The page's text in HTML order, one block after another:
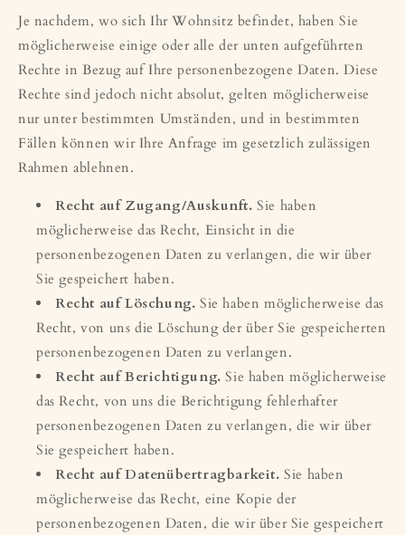
Je nachdem, wo sich Ihr Wohnsitz befindet, haben Sie
möglicherweise einige oder alle der unten aufgeführten
Rechte in Bezug auf Ihre personenbezogene Daten. Diese
Rechte sind jedoch nicht absolut, gelten möglicherweise
nur unter bestimmten Umständen, und in bestimmten
Fällen können wir Ihre Anfrage im gesetzlich zulässigen
Rahmen ablehnen.
Recht auf Zugang/Auskunft. Sie haben
möglicherweise das Recht, Einsicht in die
personenbezogenen Daten zu verlangen, die wir über
Sie gespeichert haben.
Recht auf Löschung. Sie haben möglicherweise das
Recht, von uns die Löschung der über Sie gespeicherten
personenbezogenen Daten zu verlangen.
Recht auf Berichtigung. Sie haben möglicherweise
das Recht, von uns die Berichtigung fehlerhafter
personenbezogenen Daten zu verlangen, die wir über
Sie gespeichert haben.
Recht auf Datenübertragbarkeit. Sie haben
möglicherweise das Recht, eine Kopie der
personenbezogenen Daten, die wir über Sie gespeichert